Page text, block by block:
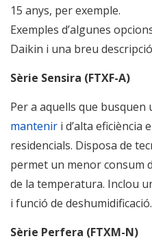
15 anys, per exemple.
Exemples d’algunes
Daikin i una breu
Sèrie Sensira (FTXF-A)
Per a aquells que busquen
mantenir i d’alta eficiència
residencials. Disposa de
permet un menor consum
de la temperatura. Inclou
i funció de deshumidificació.
Sèrie Perfera (FTXM-N)